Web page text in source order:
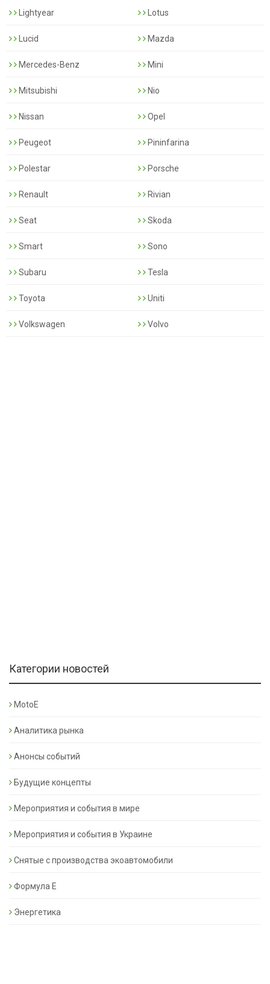
Lightyear Lotus
Lucid Mazda
Mercedes-Benz Mini
Mitsubishi Nio
Nissan Opel
Peugeot Pininfarina
Polestar Porsche
Renault Rivian
Seat Skoda
Smart Sono
Subaru Tesla
Toyota Uniti
Volkswagen Volvo
Категории новостей
MotoE
Аналитика рынка
Анонсы событий
Будущие концепты
Мероприятия и события в мире
Мероприятия и события в Украине
Снятые с производства экоавтомобили
Формула Е
Энергетика